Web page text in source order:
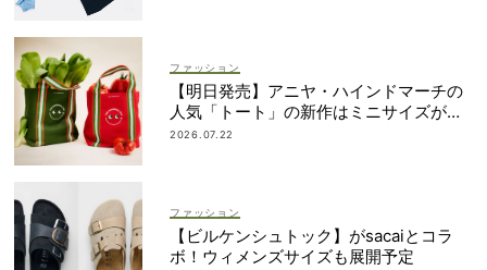
ファッション
【明日発売】アニヤ・ハインドマーチの
人気「トート」の新作はミニサイズがセ
ット！
2026.07.22
ファッション
【ビルケンシュトック】がsacaiとコラ
ボ！ウィメンズサイズも展開予定